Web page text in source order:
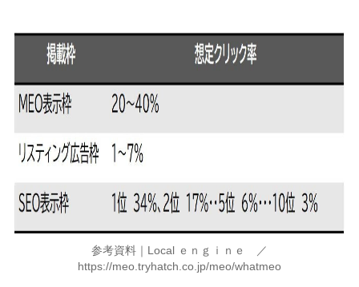
参考資料｜Local ｅｎｇｉｎｅ ／
https://meo.tryhatch.co.jp/meo/whatmeo